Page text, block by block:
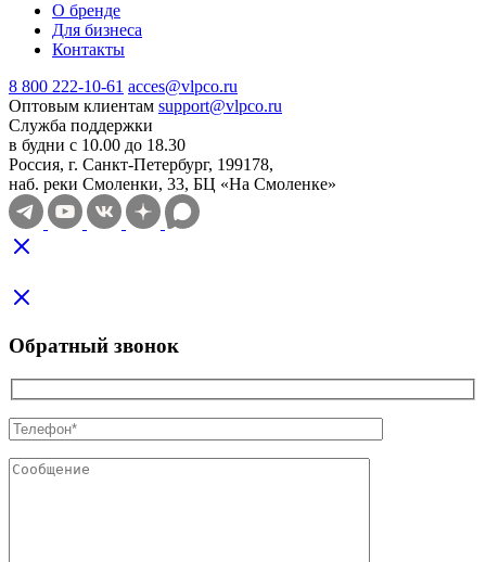
О бренде
Для бизнеса
Контакты
8 800 222-10-61 acces@vlpco.ru
Оптовым клиентам support@vlpco.ru
Служба поддержки
в будни с 10.00 до 18.30
Россия, г. Санкт-Петербург, 199178,
наб. реки Смоленки, 33, БЦ «На Смоленке»
Обратный звонок